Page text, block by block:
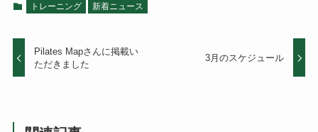
トレーニング 新着ニュース
Pilates Mapさんに掲載い
ただきました
3月のスケジュール